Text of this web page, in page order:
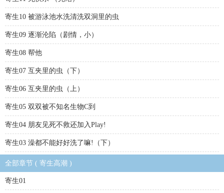
寄生10 被游泳池水洗清洗双洞里的虫
寄生09 逐渐沦陷（剧情，小）
寄生08 帮他
寄生07 互夹里的虫（下）
寄生06 互夹里的虫（上）
寄生05 双双被不知名生物C到
寄生04 朋友见死不救还加入Play!
寄生03 澡都不能好好洗了嘛!（下）
全部章节 ( 寄生高潮 )
寄生01